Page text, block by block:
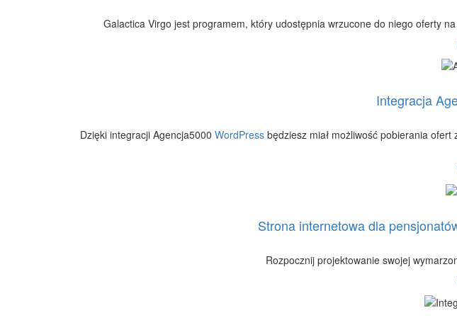
Galactica Virgo jest programem, który udostępnia wrzucone do niego oferty
Integracja
Dzięki integracji Agencja5000 WordPressbędziesz miał możliwość pobierania
Strona internetowa dla
Rozpocznij projektowanie swojej